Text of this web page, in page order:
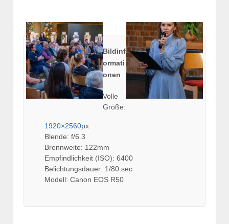
Bildinf
ormati
onen
Volle
Größe:
1920×2560px
Blende: f/6.3
Brennweite: 122mm
Empfindlichkeit (ISO): 6400
Belichtungsdauer: 1/80 sec
Modell: Canon EOS R50